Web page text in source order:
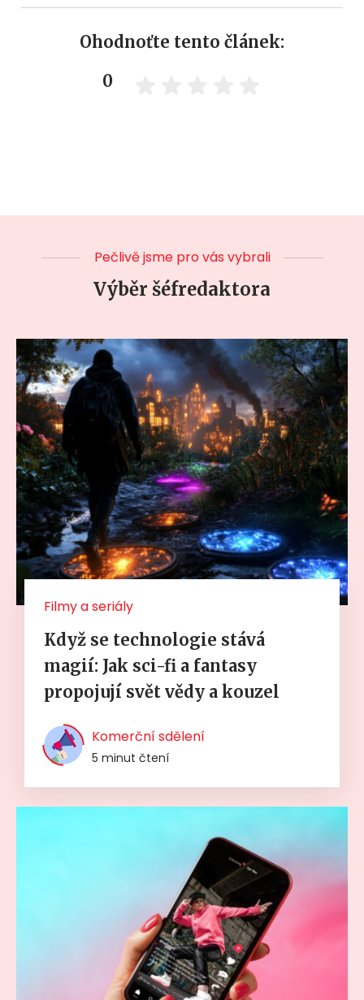
Ohodnoťte tento článek:
0
Pečlivě jsme pro vás vybrali
Výběr šéfredaktora
Filmy a seriály
Když se technologie stává
magií: Jak sci-fi a fantasy
propojují svět vědy a kouzel
Komerční sdělení
5 minut čtení